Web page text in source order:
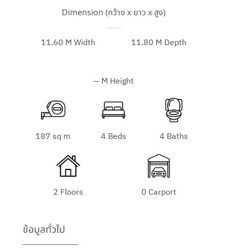
Dimension (กว้าง x ยาว x สูง)
11.60 M Width 11.80 M Depth
— M Height
187 sq m 4 Beds 4 Baths
2 Floors 0 Carport
ข้อมูลทั่วไป